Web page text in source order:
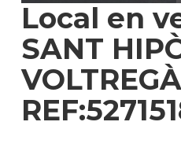
Local en
SANT